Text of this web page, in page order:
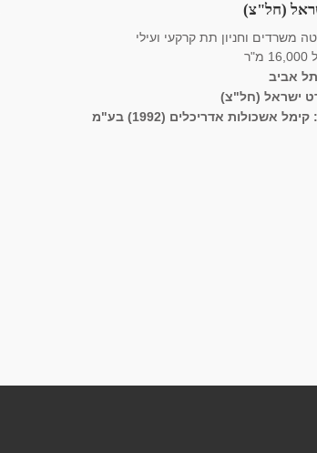
(חל"צ)
משרדים וחניון תת קרקעי ועילי
אביב
ישראל (חל"צ)
אשכולות אדריכלים (1992) בע"מ